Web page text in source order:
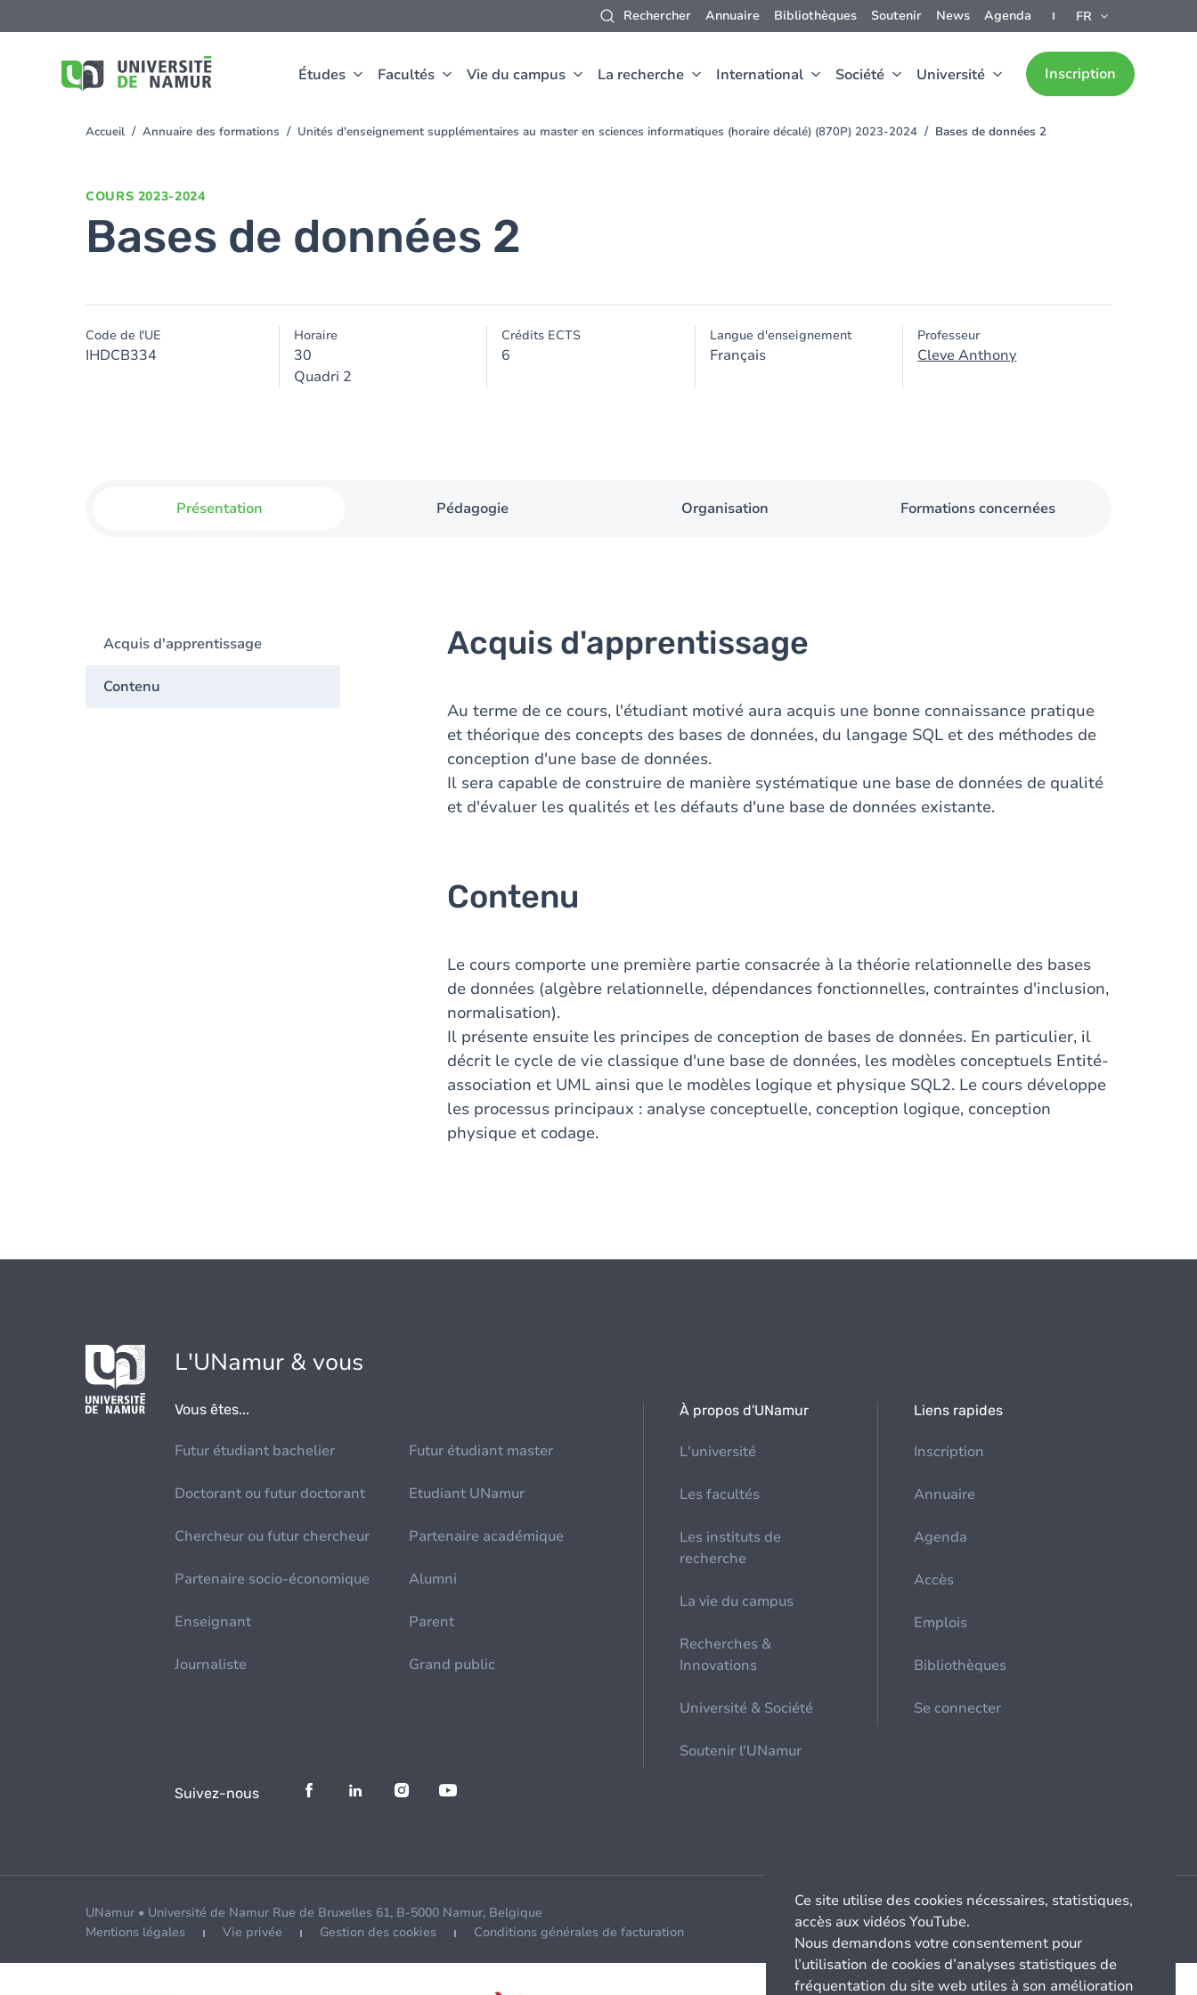
Rechercher Annuaire Bibliothèques Soutenir News Agenda FR
Études Facultés Vie du campus La recherche International Société Université Inscription
au
You
Accueil Annuaire des formations Unités d'enseignement supplémentaires au master en sciences informatiques (horaire décalé) (870P) 2023-2024 Bases de données 2
COURS 2023-2024
Bases de données 2
Code de l'UE
IHDCB334
Horaire
30
Quadri 2
Crédits ECTS
6
Langue d'enseignement
Français
Professeur
Cleve Anthony
Présentation Pédagogie Organisation Formations concernées
Acquis d'apprentissage
Contenu
Acquis d'apprentissage
Au terme de ce cours, l'étudiant motivé aura acquis une bonne connaissance pratique
et théorique des concepts des bases de données, du langage SQL et des méthodes de
conception d'une base de données.
Il sera capable de construire de manière systématique une base de données de qualité
et d'évaluer les qualités et les défauts d'une base de données existante.
Contenu
Le cours comporte une première partie consacrée à la théorie relationnelle des bases
de données (algèbre relationnelle, dépendances fonctionnelles, contraintes d'inclusion,
normalisation).
Il présente ensuite les principes de conception de bases de données. En particulier, il
décrit le cycle de vie classique d'une base de données, les modèles conceptuels Entité-
association et UML ainsi que le modèles logique et physique SQL2. Le cours développe
les processus principaux : analyse conceptuelle, conception logique, conception
physique et codage.
L'UNamur & vous
Vous êtes...
Futur étudiant bachelier Futur étudiant master
Doctorant ou futur doctorant Etudiant UNamur
Chercheur ou futur chercheur Partenaire académique
Partenaire socio-économique Alumni
Enseignant Parent
Journaliste Grand public
À propos d'UNamur
L'université
Les facultés
Les instituts de
recherche
La vie du campus
Recherches &
Innovations
Université & Société
Soutenir l'UNamur
Liens rapides
Inscription
Annuaire
Agenda
Accès
Emplois
Bibliothèques
Se connecter
Suivez-nous
UNamur • Université de Namur Rue de Bruxelles 61, B-5000 Namur, Belgique
Mentions légales
Vie privée Gestion des cookies Conditions générales de facturation
Ce site utilise des cookies nécessaires, statistiques,
accès aux vidéos YouTube.
Nous demandons votre consentement pour
l’utilisation de cookies d’analyses statistiques de
fréquentation du site web utiles à son amélioration